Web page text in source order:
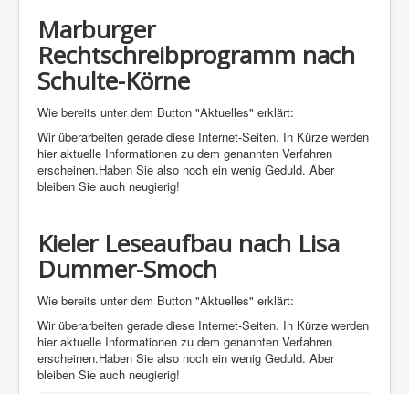
Marburger
Rechtschreibprogramm nach
Schulte-Körne
Wie bereits unter dem Button "Aktuelles" erklärt:
Wir überarbeiten gerade diese Internet-Seiten. In Kürze werden
hier aktuelle Informationen zu dem genannten Verfahren
erscheinen.Haben Sie also noch ein wenig Geduld. Aber
bleiben Sie auch neugierig!
Kieler Leseaufbau nach Lisa
Dummer-Smoch
Wie bereits unter dem Button "Aktuelles" erklärt:
Wir überarbeiten gerade diese Internet-Seiten. In Kürze werden
hier aktuelle Informationen zu dem genannten Verfahren
erscheinen.Haben Sie also noch ein wenig Geduld. Aber
bleiben Sie auch neugierig!